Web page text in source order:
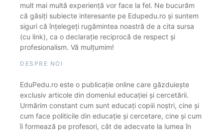
mult mai multă experiență vor face la fel. Ne bucurăm
că găsiți subiecte interesante pe Edupedu.ro și suntem
siguri că înțelegeți rugămintea noastră de a cita sursa
(cu link), ca o declarație reciprocă de respect și
profesionalism. Vă mulțumim!
DESPRE NOI
EduPedu.ro este o publicație online care găzduiește
exclusiv articole din domeniul educației și cercetării.
Urmărim constant cum sunt educați copiii noștri, cine și
cum face politicile din educație și cercetare, cine și cum
îi formează pe profesori, cât de adecvate la lumea în